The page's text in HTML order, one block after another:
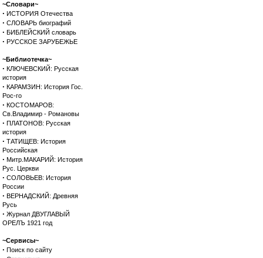
~Словари~
· ИСТОРИЯ Отечества
· СЛОВАРЬ биографий
· БИБЛЕЙСКИЙ словарь
· РУССКОЕ ЗАРУБЕЖЬЕ
~Библиотечка~
· КЛЮЧЕВСКИЙ: Русская
история
· КАРАМЗИН: История Гос.
Рос-го
· КОСТОМАРОВ:
Св.Владимир - Романовы
· ПЛАТОНОВ: Русская
история
· ТАТИЩЕВ: История
Российская
· Митр.МАКАРИЙ: История
Рус. Церкви
· СОЛОВЬЕВ: История
России
· ВЕРНАДСКИЙ: Древняя
Русь
· Журнал ДВУГЛАВЫЙ
ОРЕЛЪ 1921 год
~Сервисы~
· Поиск по сайту